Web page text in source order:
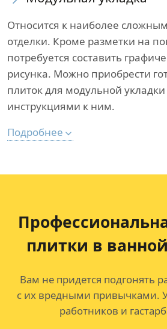
Относится к наиболее
отделки. Кроме разметки на
потребуется составить
рисунка. Можно приобрести
плиток для модульной
инструкциями к ним.
Подробнее
плитки в
Вам не придется подгонять
с их вредными привычками.
работников и